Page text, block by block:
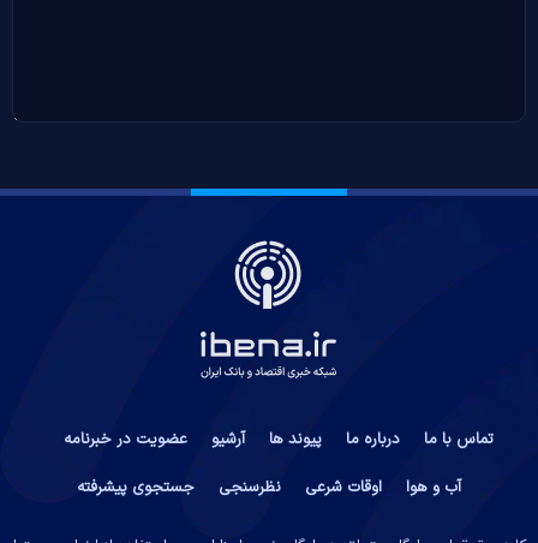
تماس با ما درباره ما پیوند ها آرشیو
عضویت در خبرنامه
آب و هوا
اوقات شرعی نظرسنجی جستجوی پیشرفته